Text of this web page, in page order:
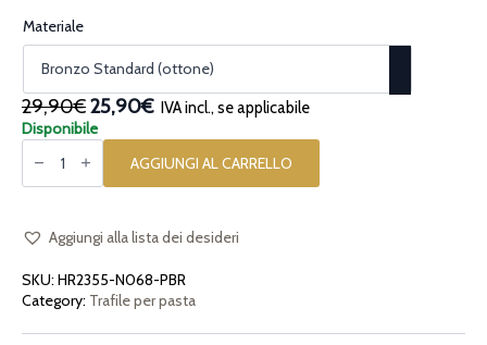
Materiale
29,90€Il
prezzo
originale
25,90€Il
attuale
è:
IVA incl., se applicabile
Disponibile
Trafila
e
3.2mm
Pasta
Maker
Avance
e
AGGIUNGI AL CARRELLO
Aggiungi alla lista dei desideri
SKU: HR2355-N068-PBR
Category: Trafile per pasta